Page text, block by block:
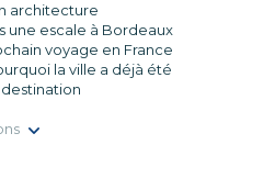
architecture
une escale à Bordeaux
voyage en France
la ville a déjà été